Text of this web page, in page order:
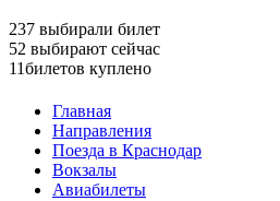
237 выбирали билет
52 выбирают сейчас
11билетов куплено
Главная
Направления
Поезда в Краснодар
Вокзалы
Авиабилеты